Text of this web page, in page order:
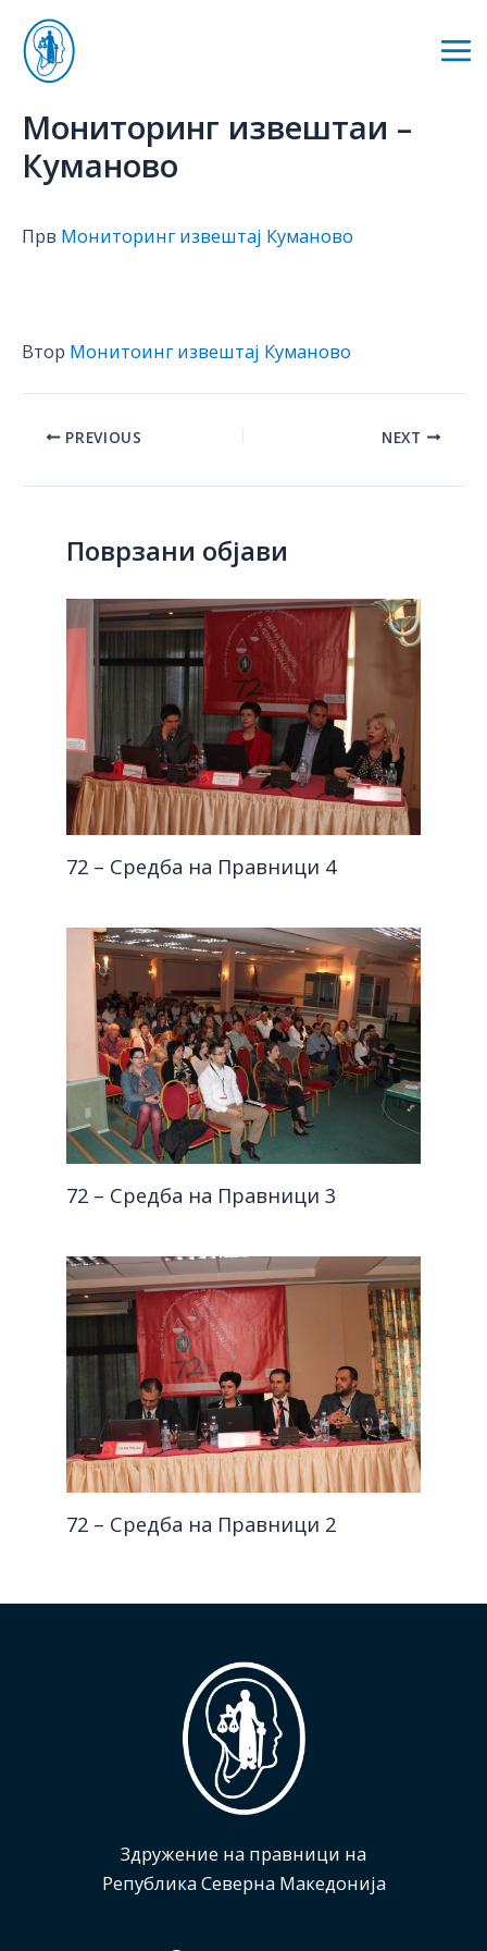
content
Мониторинг извештаи –
Куманово
Прв Мониторинг извештај Куманово
Втор Монитоинг извештај Куманово
PostPREVIOUS NEXT
Поврзани објави
72 – Средба на Правници 4
72 – Средба на Правници 3
72 – Средба на Правници 2
Здружение на правници на
Република Северна Македонија